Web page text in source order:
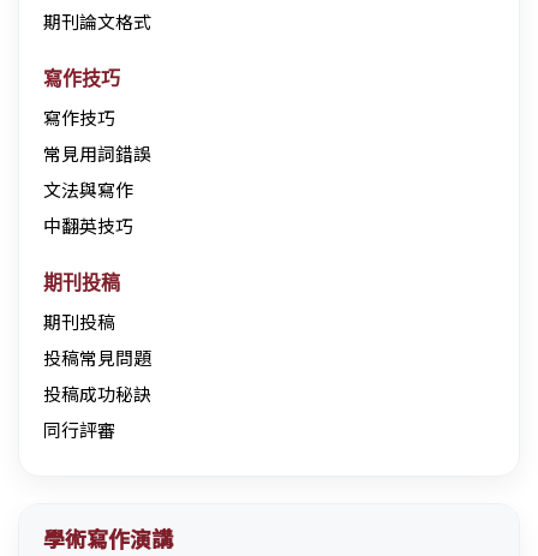
期刊論文格式
寫作技巧
寫作技巧
常見用詞錯誤
文法與寫作
中翻英技巧
期刊投稿
期刊投稿
投稿常見問題
投稿成功秘訣
同行評審
學術寫作演講